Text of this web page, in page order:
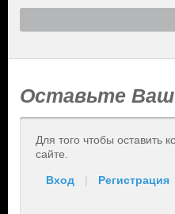
Оставьте
Для того чтобы оставить
сайте.
Вход | Регистрация